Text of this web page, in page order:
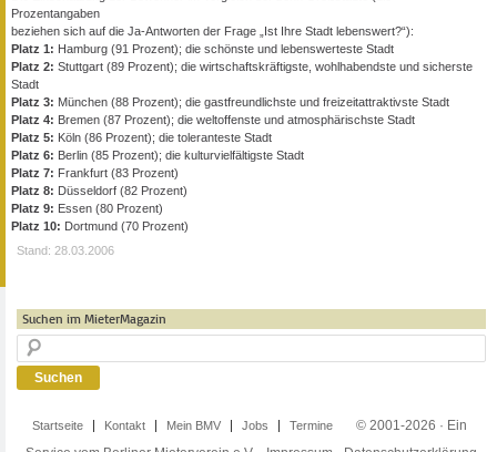
Prozentangaben
beziehen sich auf die Ja-Antworten der Frage „Ist Ihre Stadt lebenswert?“):
Platz 1: Hamburg (91 Prozent); die schönste und lebenswerteste Stadt
Platz 2: Stuttgart (89 Prozent); die wirtschaftskräftigste, wohlhabendste und sicherste
Stadt
Platz 3: München (88 Prozent); die gastfreundlichste und freizeitattraktivste Stadt
Platz 4: Bremen (87 Prozent); die weltoffenste und atmosphärischste Stadt
Platz 5: Köln (86 Prozent); die toleranteste Stadt
Platz 6: Berlin (85 Prozent); die kulturvielfältigste Stadt
Platz 7: Frankfurt (83 Prozent)
Platz 8: Düsseldorf (82 Prozent)
Platz 9: Essen (80 Prozent)
Platz 10: Dortmund (70 Prozent)
Stand: 28.03.2006
Suchen im MieterMagazin
Startseite Kontakt Mein BMV Jobs Termine
© 2001-2026 · Ein